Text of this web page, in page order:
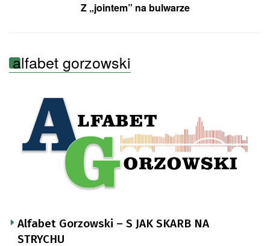
Z „jointem” na bulwarze
alfabet gorzowski
Alfabet Gorzowski – S JAK SKARB NA
STRYCHU